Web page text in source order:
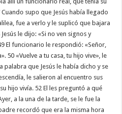
supo que Jesús había llegado
fue a verlo y le suplicó que bajara
le dijo: «Si no ven signos y
El funcionario le respondió: «Señor,
50 «Vuelve a tu casa, tu hijo vive», le
palabra que Jesús le había dicho y se
le salieron al encuentro sus
hijo vivía. 52 El les preguntó a qué
a la una de la tarde, se le fue la
recordó que era la misma hora